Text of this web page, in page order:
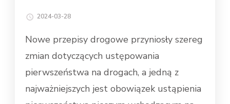
2024-03-28
Nowe przepisy drogowe przyniosły szereg
zmian dotyczących ustępowania
pierwszeństwa na drogach, a jedną z
najważniejszych jest obowiązek ustąpienia